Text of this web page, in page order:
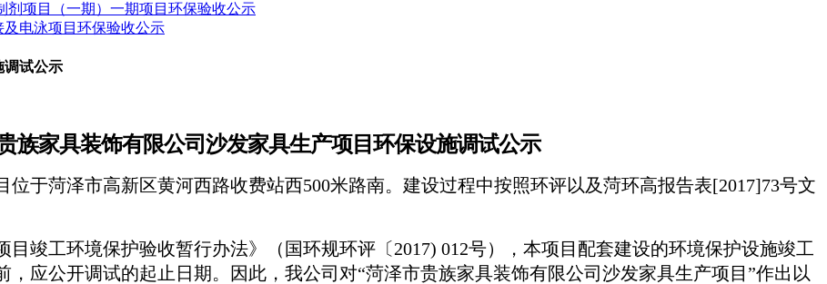
剂项目（一期）一期项目环保验收公示
及电泳项目环保验收公示
调试公示
族家具装饰有限公司沙发家具生产项目环保设施调试公示
位于菏泽市高新区黄河西路收费站西500米路南。建设过程中按照环评以及菏环高报告表[2017]73号文
目竣工环境保护验收暂行办法》（国环规环评〔2017) 012号），本项目配套建设的环境保护设施竣工
应公开调试的起止日期。因此，我公司对“菏泽市贵族家具装饰有限公司沙发家具生产项目 ”作出以